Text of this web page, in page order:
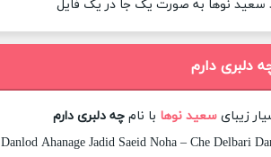
سعید نوها به صورت یک جا در یک فایل
دلبری دارم
زیبایسعید نوها با نامچه دلبری دارم
Danlod Ahanage Jadid Saeid Noha – Che Delbari